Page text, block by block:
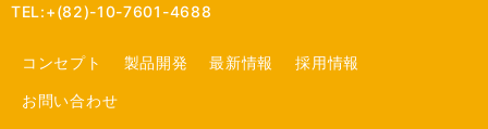
TEL:+(82)-10-7601-4688
コンセプト 製品開発 最新情報 採用情報
お問い合わせ